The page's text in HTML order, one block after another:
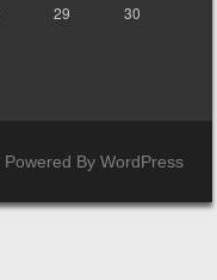
29
30
Powered By WordPress